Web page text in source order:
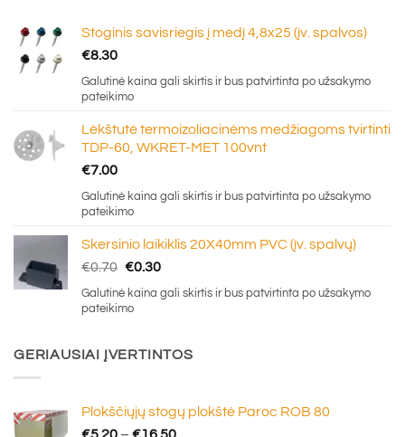
Stoginis savisriegis į medį 4,8x25 (įv. spalvos)
€8.30
Galutinė kaina gali skirtis ir bus patvirtinta po užsakymo
pateikimo
Lėkštutė termoizoliacinėms medžiagoms tvirtinti
TDP-60, WKRET-MET 100vnt
€7.00
Galutinė kaina gali skirtis ir bus patvirtinta po užsakymo
pateikimo
Skersinio laikiklis 20X40mm PVC (įv. spalvų)
€0.70 Original
price
was:
€0.30Current
price
is:
Galutinė kaina gali skirtis ir bus patvirtinta po užsakymo
pateikimo
GERIAUSIAI ĮVERTINTOS
Plokščiųjų stogų plokštė Paroc ROB 80
Price